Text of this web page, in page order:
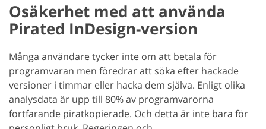
Osäkerhet med att använda
Pirated InDesign-version
Många användare tycker inte om att betala för
programvaran men föredrar att söka efter hackade
versioner i timmar eller hacka dem själva. Enligt olika
analysdata är upp till 80% av programvarorna
fortfarande piratkopierade. Och detta är inte bara för